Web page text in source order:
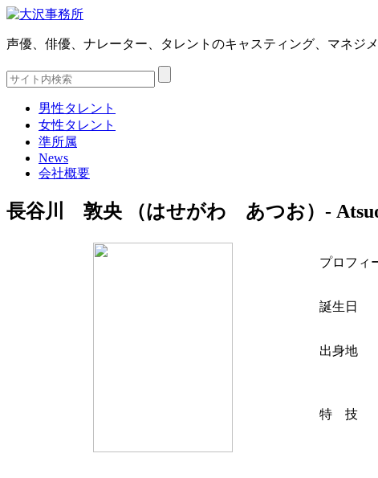
声優、俳優、ナレーター、タレントのキャスティング、マネジ
男性タレント
女性タレント
準所属
News
会社概要
長谷川 敦央 （はせがわ あつお）- Atsuo
プロフィ
誕生日
出身地
特 技